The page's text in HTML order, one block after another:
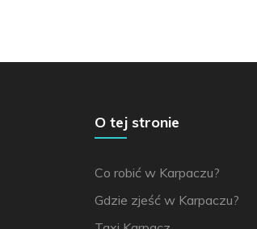
O tej stronie
Co robić w Karpaczu?
Gdzie zjeść w Karpaczu?